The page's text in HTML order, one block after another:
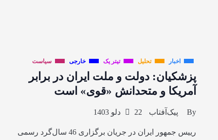
اخبار تحلیل تیتر یک خارجی سیاست
پزشکیان: دولت و ملت ایران در برابر
آمریکا و متحدانش «قوی» است
By پیک‌آفتاب 22 دلو 1403
رییس جمهور ایران در جریان برگزاری 46 سال‌گرد رسمی